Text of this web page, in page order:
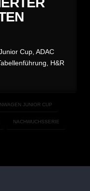
Cup, ADAC
H&R
JUNIOR CUP
NACHWUCHSSERIE